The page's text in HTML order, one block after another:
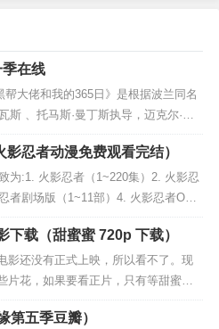
在线
帮大佬和我的365日》是根据波兰同名
、托马斯·曼丁斯执导，迈克尔·莫
演的电影。该片于2020年2月7日...
忍者动漫免费观看完结）
为:1. 火影忍者（1~220集）2. 火影忍
者剧场版（1~11部）4. 火影忍者OVA
...
下载（甜蜜蜜 720p 下载）
影还没有正式上映，所以看不了。现
片花，如果要看正片，只有等甜蜜蜜
这个也快了。不可能的，在腾讯视频
就可以看。电影甜蜜蜜只有一集。应
第五季豆瓣）